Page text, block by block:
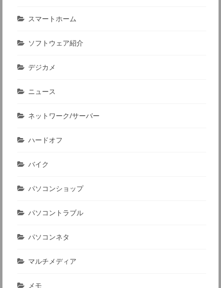
スマートホーム
ソフトウェア紹介
デジカメ
ニュース
ネットワーク/サーバー
ハードオフ
バイク
パソコンショップ
パソコントラブル
パソコンネタ
マルチメディア
メモ